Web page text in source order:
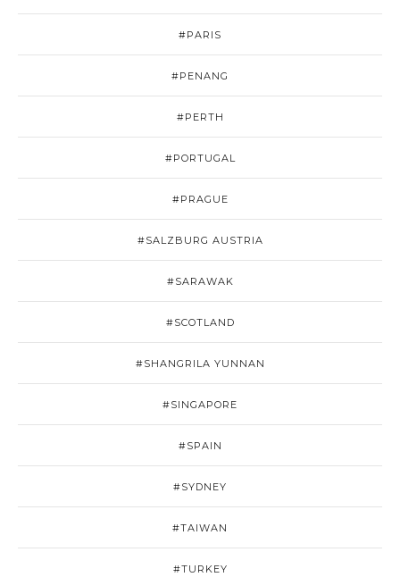
#PARIS
#PENANG
#PERTH
#PORTUGAL
#PRAGUE
#SALZBURG AUSTRIA
#SARAWAK
#SCOTLAND
#SHANGRILA YUNNAN
#SINGAPORE
#SPAIN
#SYDNEY
#TAIWAN
#TURKEY